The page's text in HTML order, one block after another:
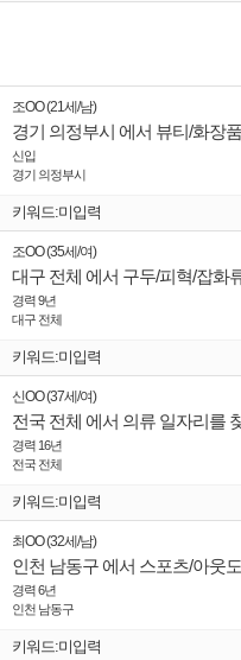
조OO(21세 /남)
신입
경기 의정부시
키워드:미입력
조OO(35세 /여)
경력 9년
대구 전체
키워드:미입력
신OO(37세 /여)
경력 16년
전국 전체
키워드:미입력
최OO(32세 /남)
경력 6년
인천 남동구
키워드:미입력